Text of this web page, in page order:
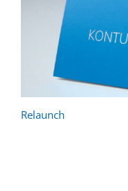
Relaunch